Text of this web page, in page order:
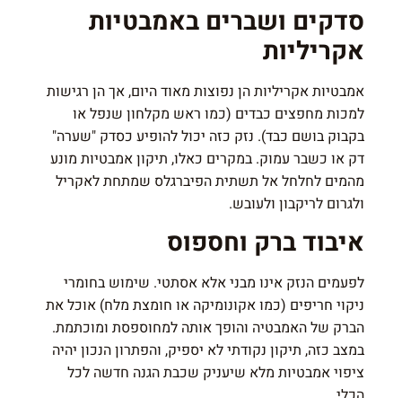
סדקים ושברים באמבטיות
אקריליות
אמבטיות אקריליות הן נפוצות מאוד היום, אך הן רגישות
למכות מחפצים כבדים (כמו ראש מקלחון שנפל או
בקבוק בושם כבד). נזק כזה יכול להופיע כסדק "שערה"
דק או כשבר עמוק. במקרים כאלו, תיקון אמבטיות מונע
מהמים לחלחל אל תשתית הפיברגלס שמתחת לאקריל
ולגרום לריקבון ולעובש.
איבוד ברק וחספוס
לפעמים הנזק אינו מבני אלא אסתטי. שימוש בחומרי
ניקוי חריפים (כמו אקונומיקה או חומצת מלח) אוכל את
הברק של האמבטיה והופך אותה למחוספסת ומוכתמת.
במצב כזה, תיקון נקודתי לא יספיק, והפתרון הנכון יהיה
ציפוי אמבטיות מלא שיעניק שכבת הגנה חדשה לכל